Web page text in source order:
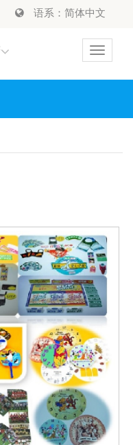
语系：简体中文
Toggle